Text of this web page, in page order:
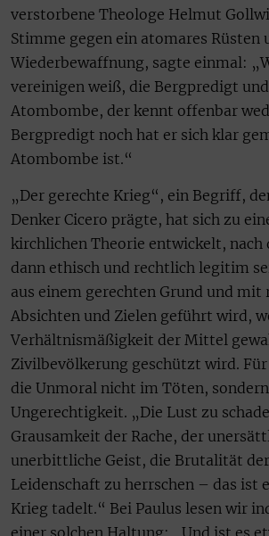
verstorbene Theologe Helmut
Stimme gegen ein atomares Rüsten
Wiederbewaffnung, sagte einmal:
vereinigen weiß, die Bergpredigt
Atombombe, der kennt offenbar
Bergpredigt noch hat er sich klar
Atombombe ist.“
„Der gerechte Krieg“, ein Begriff,
Denker Cicero prägte, hat sich zu
kirchlichen Theorie entwickelt, nach
dann ethisch und rechtlich legitim
aus einem gerechten Grund und mit
Absichten und Zielen geführt wird,
Verhältnismäßigkeit der Mittel
Zivilbevölkerung geschützt wird.
die Unmoral nicht im Töten,
Ungerechtigkeit. „Die Lust zu
Grausamkeit der Rache, der
unerbittliche Geist, die Brutalität
Leidenschaft zu herrschen – das ist
Krieg tadelt.“ Bei Paulus lesen wir